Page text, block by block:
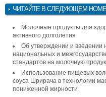
ЧИТАЙТЕ В СЛЕДУЮЩЕМ
Молочные продукты для
активного долголетия
Об утверждении и введении
национальных и
стандартов на молочную
Использование пищевых
соуса Шрирача в технологии
пониженной жирности